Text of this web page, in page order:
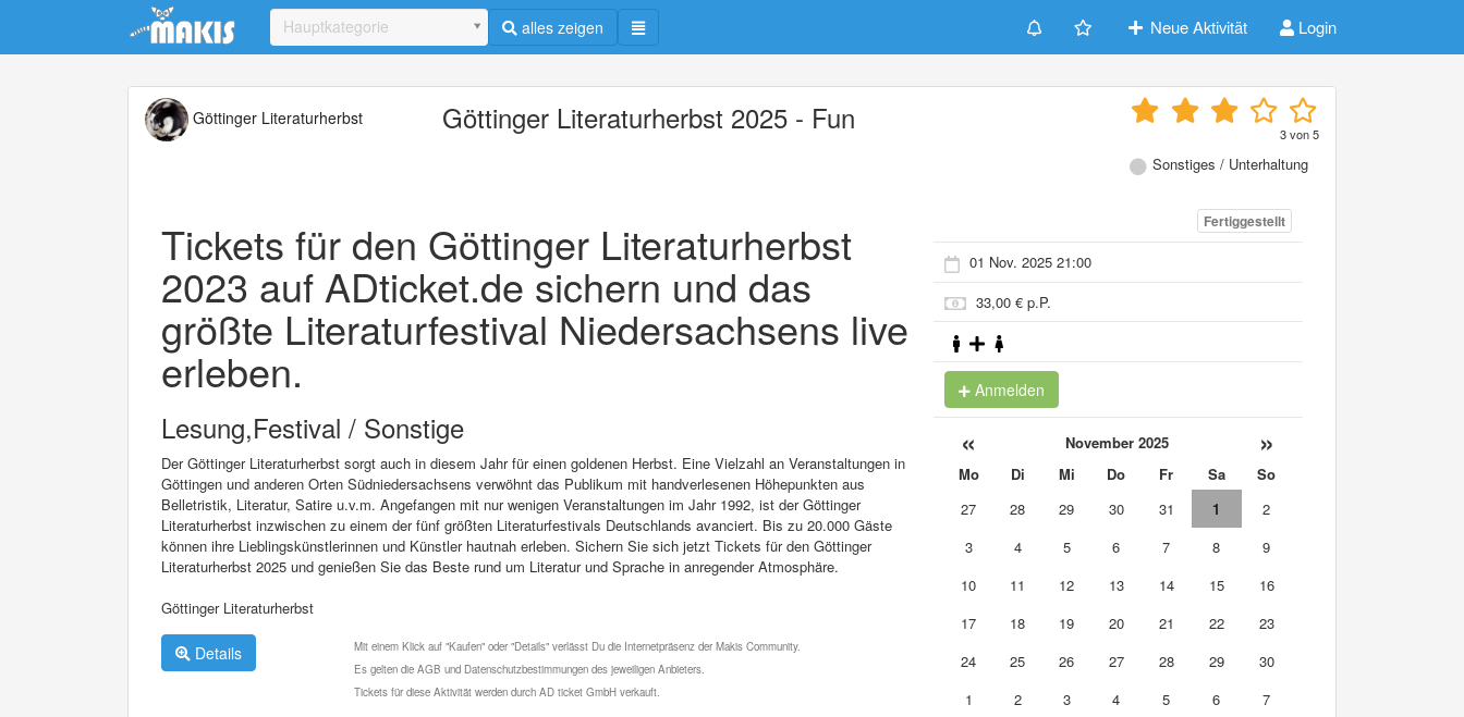
Update cookies preferences
Hauptkategorie alles zeigen Neue Aktivität Login
Göttinger Literaturherbst Göttinger Literaturherbst 2025 - Fun 3von5
Sonstiges / Unterhaltung
Tickets für den Göttinger Literaturherbst
2023 auf ADticket.de sichern und das
größte Literaturfestival Niedersachsens live
erleben.
Lesung,Festival / Sonstige
Der Göttinger Literaturherbst sorgt auch in diesem Jahr für einen goldenen Herbst. Eine Vielzahl an Veranstaltungen in
Göttingen und anderen Orten Südniedersachsens verwöhnt das Publikum mit handverlesenen Höhepunkten aus
Belletristik, Literatur, Satire u.v.m. Angefangen mit nur wenigen Veranstaltungen im Jahr 1992, ist der Göttinger
Literaturherbst inzwischen zu einem der fünf größten Literaturfestivals Deutschlands avanciert. Bis zu 20.000 Gäste
können ihre Lieblingskünstlerinnen und Künstler hautnah erleben. Sichern Sie sich jetzt Tickets für den Göttinger
Literaturherbst 2025 und genießen Sie das Beste rund um Literatur und Sprache in anregender Atmosphäre.
Göttinger Literaturherbst
Details
Mit einem Klick auf "Kaufen" oder "Details" verlässt Du die Internetpräsenz der Makis Community.
Es gelten die AGB und Datenschutzbestimmungen des jeweiligen Anbieters.
Tickets für diese Aktivität werden durch AD ticket GmbH verkauft.
Fertiggestellt
01 Nov. 2025 21:00
33,00 € p.P.
Anmelden
« November 2025 »
Mo Di Mi Do Fr Sa
So
27
28 29 30 31 1
2
3
4 5 6 7 8
9
10
11 12 13 14 15
16
17
18 19 20 21 22
23
24
25 26 27 28 29
30
1
2 3 4 5 6 7